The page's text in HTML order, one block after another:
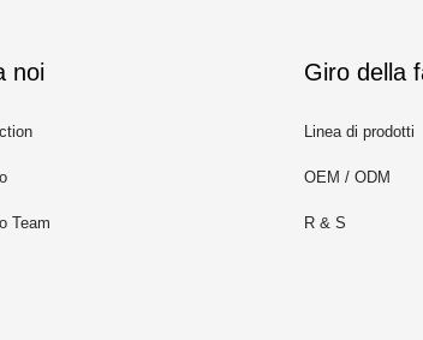
noi
Team
Giro della
Linea di prodotti
OEM / ODM
R & S